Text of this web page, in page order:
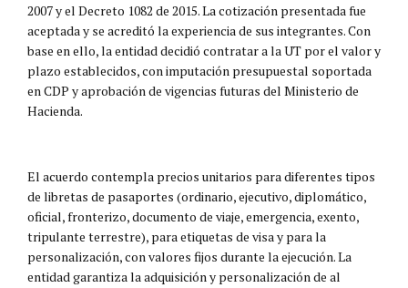
2007 y el Decreto 1082 de 2015. La cotización presentada fue
aceptada y se acreditó la experiencia de sus integrantes. Con
base en ello, la entidad decidió contratar a la UT por el valor y
plazo establecidos, con imputación presupuestal soportada
en CDP y aprobación de vigencias futuras del Ministerio de
Hacienda.
El acuerdo contempla precios unitarios para diferentes tipos
de libretas de pasaportes (ordinario, ejecutivo, diplomático,
oficial, fronterizo, documento de viaje, emergencia, exento,
tripulante terrestre), para etiquetas de visa y para la
personalización, con valores fijos durante la ejecución. La
entidad garantiza la adquisición y personalización de al